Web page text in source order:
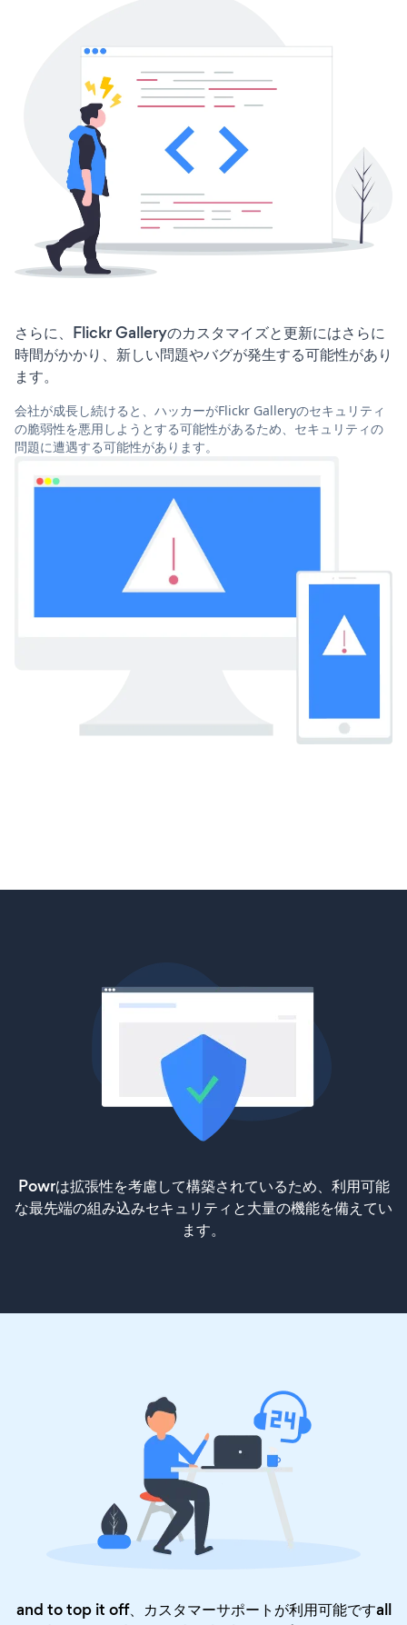
さらに、Flickr Galleryのカスタマイズと更新にはさらに
時間がかかり、新しい問題やバグが発生する可能性があり
ます。
会社が成長し続けると、ハッカーがFlickr Galleryのセキュリティ
の脆弱性を悪用しようとする可能性があるため、セキュリティの
問題に遭遇する可能性があります。
Powrは拡張性を考慮して構築されているため、利用可能
な最先端の組み込みセキュリティと大量の機能を備えてい
ます。
and to top it off、カスタマーサポートが利用可能ですall